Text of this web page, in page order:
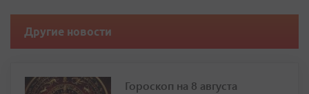
Другие новости
Гороскоп на 8 августа